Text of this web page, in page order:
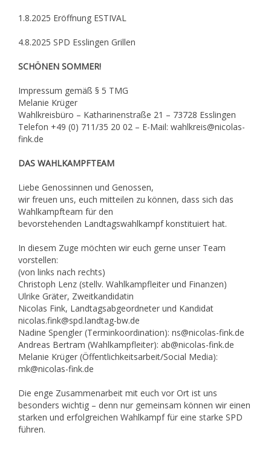
1.8.2025 Eröffnung ESTIVAL
4.8.2025 SPD Esslingen Grillen
SCHÖNEN SOMMER!
Impressum gemäß § 5 TMG
Melanie Krüger
Wahlkreisbüro – Katharinenstraße 21 – 73728 Esslingen
Telefon +49 (0) 711/35 20 02 – E-Mail: wahlkreis@nicolas-
fink.de
DAS WAHLKAMPFTEAM
Liebe Genossinnen und Genossen,
wir freuen uns, euch mitteilen zu können, dass sich das
Wahlkampfteam für den
bevorstehenden Landtagswahlkampf konstituiert hat.
In diesem Zuge möchten wir euch gerne unser Team
vorstellen:
(von links nach rechts)
Christoph Lenz (stellv. Wahlkampfleiter und Finanzen)
Ulrike Gräter, Zweitkandidatin
Nicolas Fink, Landtagsabgeordneter und Kandidat
nicolas.fink@spd.landtag-bw.de
Nadine Spengler (Terminkoordination): ns@nicolas-fink.de
Andreas Bertram (Wahlkampfleiter): ab@nicolas-fink.de
Melanie Krüger (Öffentlichkeitsarbeit/Social Media):
mk@nicolas-fink.de
Die enge Zusammenarbeit mit euch vor Ort ist uns
besonders wichtig – denn nur gemeinsam können wir einen
starken und erfolgreichen Wahlkampf für eine starke SPD
führen.